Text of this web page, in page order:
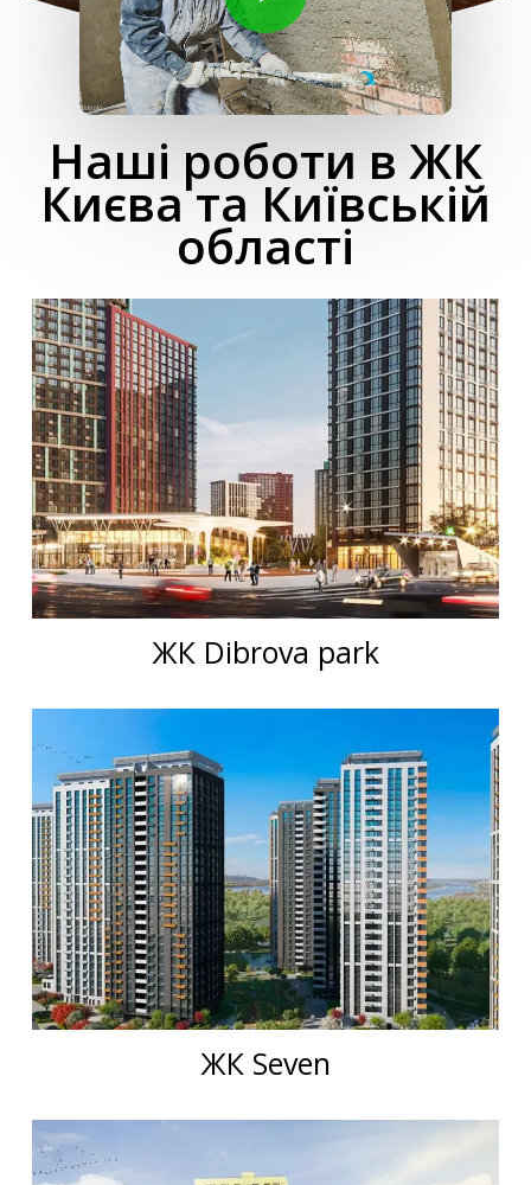
Наші роботи в ЖК
Києва та Київській
області
ЖК Dibrova park
ЖК Seven